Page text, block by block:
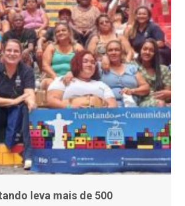
leva mais de 500